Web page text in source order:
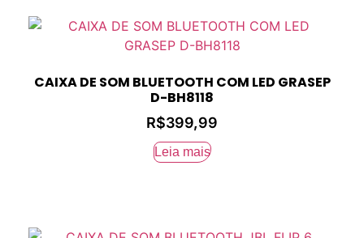
CAIXA DE SOM BLUETOOTH COM LED GRASEP
D-BH8118
R$399,99
Leia mais